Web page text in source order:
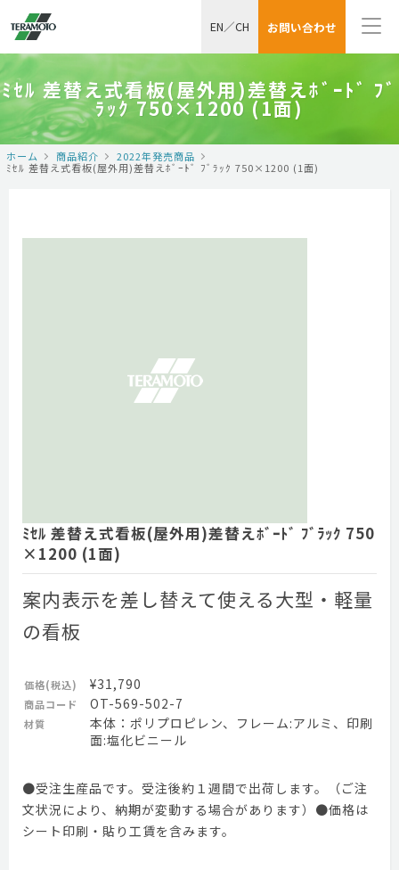
お問い合わせ
EN／CH
ﾐｾﾙ 差替え式看板(屋外用)差替えﾎﾞｰﾄﾞ ﾌﾞ
ﾗｯｸ 750×1200 (1面)
ホーム 商品紹介
2022年発売商品
ﾐｾﾙ 差替え式看板(屋外用)差替えﾎﾞｰﾄﾞ ﾌﾞﾗｯｸ 750×1200 (1面)
ﾐｾﾙ 差替え式看板(屋外用)差替えﾎﾞｰﾄﾞ ﾌﾞﾗｯｸ 750
×1200 (1面)
案内表示を差し替えて使える大型・軽量
の看板
価格(税込) ¥31,790
商品コード OT-569-502-7
材質
本体：ポリプロピレン、フレーム:アルミ、印刷
面:塩化ビニール
●受注生産品です。受注後約１週間で出荷します。（ご注
文状況により、納期が変動する場合があります）●価格は
シート印刷・貼り工賃を含みます。